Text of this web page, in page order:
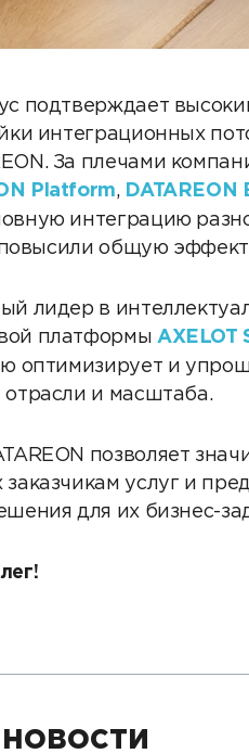
подтверждает
интеграционных
За плечами
Platform, DATAREON
интеграцию
общую
лидер в
платформы AXELOT
оптимизирует и
и масштаба.
позволяет
заказчикам услуг и
для их бизнес-